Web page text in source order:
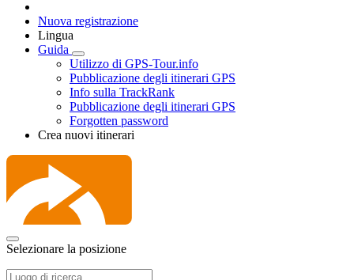
Nuova registrazione
Lingua
Guida
Utilizzo di GPS-Tour.info
Pubblicazione degli itinerari GPS
Info sulla TrackRank
Pubblicazione degli itinerari GPS
Forgotten password
Crea nuovi itinerari
Selezionare la posizione